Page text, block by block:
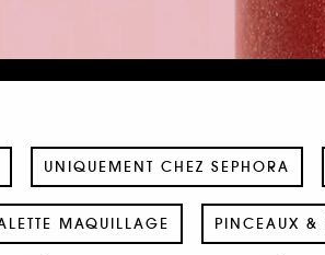
UNIQUEMENT CHEZ SEPHORA
MAQUILLAGE PINCEAUX &